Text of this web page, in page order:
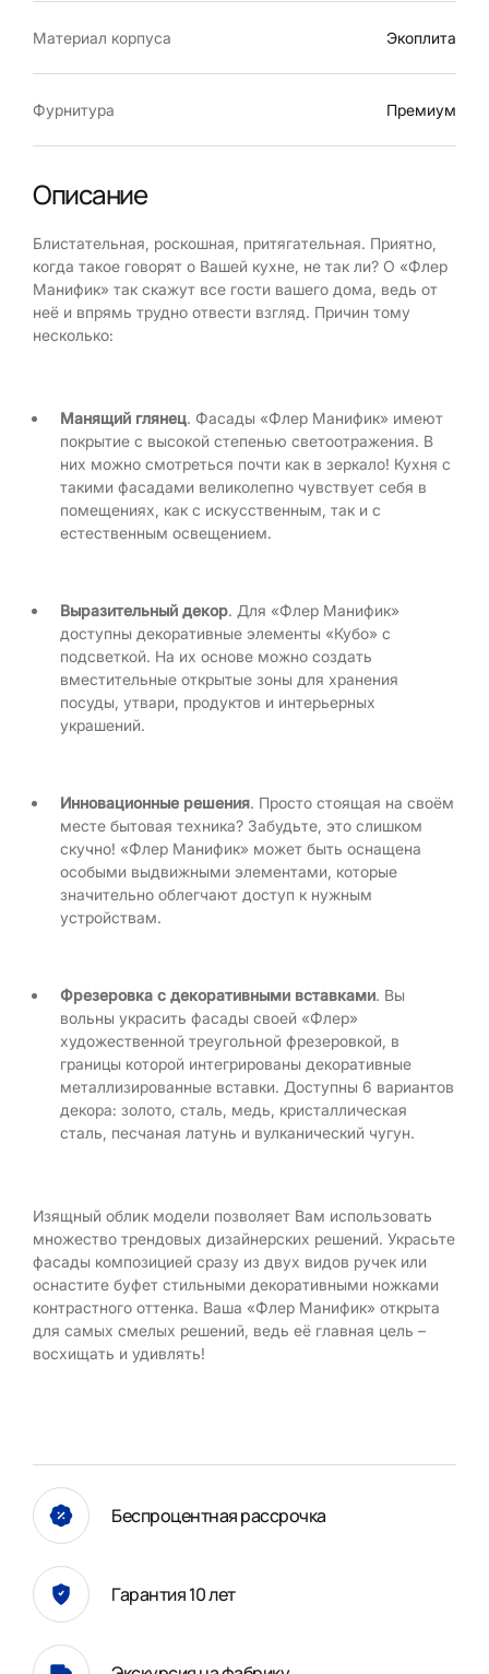
Материал корпуса Экоплита
Фурнитура Премиум
Описание
Блистательная, роскошная, притягательная. Приятно,
когда такое говорят о Вашей кухне, не так ли? О «Флер
Манифик» так скажут все гости вашего дома, ведь от
неё и впрямь трудно отвести взгляд. Причин тому
несколько:
Манящий глянец. Фасады «Флер Манифик» имеют
покрытие с высокой степенью светоотражения. В
них можно смотреться почти как в зеркало! Кухня с
такими фасадами великолепно чувствует себя в
помещениях, как с искусственным, так и с
естественным освещением.
Выразительный декор. Для «Флер Манифик»
доступны декоративные элементы «Кубо» с
подсветкой. На их основе можно создать
вместительные открытые зоны для хранения
посуды, утвари, продуктов и интерьерных
украшений.
Инновационные решения. Просто стоящая на своём
месте бытовая техника? Забудьте, это слишком
скучно! «Флер Манифик» может быть оснащена
особыми выдвижными элементами, которые
значительно облегчают доступ к нужным
устройствам.
Фрезеровка с декоративными вставками. Вы
вольны украсить фасады своей «Флер»
художественной треугольной фрезеровкой, в
границы которой интегрированы декоративные
металлизированные вставки. Доступны 6 вариантов
декора: золото, сталь, медь, кристаллическая
сталь, песчаная латунь и вулканический чугун.
Изящный облик модели позволяет Вам использовать
множество трендовых дизайнерских решений. Украсьте
фасады композицией сразу из двух видов ручек или
оснастите буфет стильными декоративными ножками
контрастного оттенка. Ваша «Флер Манифик» открыта
для самых смелых решений, ведь её главная цель –
восхищать и удивлять!
Беспроцентная рассрочка
Гарантия 10 лет